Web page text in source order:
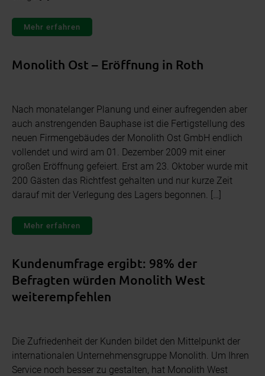
Mehr erfahren
Monolith Ost – Eröffnung in Roth
Nach monatelanger Planung und einer aufregenden aber
auch anstrengenden Bauphase ist die Fertigstellung des
neuen Firmengebäudes der Monolith Ost GmbH endlich
vollendet und wird am 01. Dezember 2009 mit einer
großen Eröffnung gefeiert. Erst am 23. Oktober wurde mit
200 Gästen das Richtfest gehalten und nur kurze Zeit
darauf mit der Verlegung des Lagers begonnen. […]
Mehr erfahren
Kundenumfrage ergibt: 98% der
Befragten würden Monolith West
weiterempfehlen
Die Zufriedenheit der Kunden bildet den Mittelpunkt der
internationalen Unternehmensgruppe Monolith. Um Ihren
Service noch besser zu gestalten, hat Monolith West